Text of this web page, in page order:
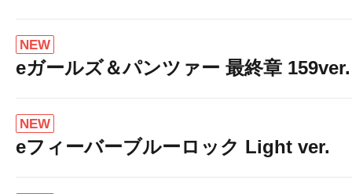
NEW
eガールズ＆パンツァー 最終章 159ver.
NEW
eフィーバーブルーロック Light ver.